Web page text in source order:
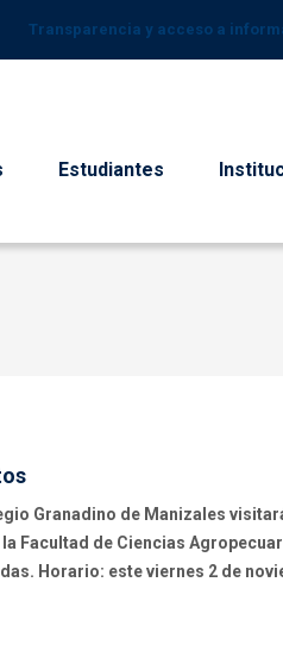
Transparencia y acceso a
Estudiantes
Granadino de Manizales
Facultad de Ciencias
Horario: este viernes 2 de